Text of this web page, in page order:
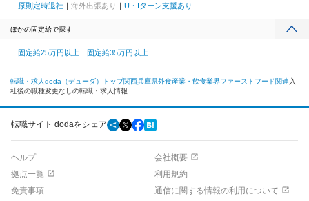
原則定時退社
海外出張あり U・Iターン支援あり
ほかの固定給で探す
固定給25万円以上 固定給35万円以上
転職・求人doda（デューダ）トップ関西兵庫県外食産業・飲食業界ファーストフード関連 入
社後の職種変更なしの転職・求人情報
転職サイト dodaをシェア
ヘルプ
会社概要
拠点一覧
利用規約
免責事項
通信に関する情報の利用について